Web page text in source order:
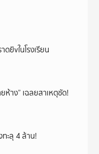
ยิvในโรงเรียน
าง” เฉลยสาเหตุชัด!
ะลุ 4 ล้าน!